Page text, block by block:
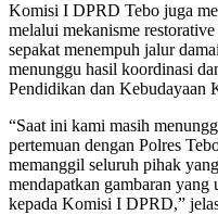
Komisi I DPRD Tebo juga
melalui mekanisme
sepakat menempuh jalur
menunggu hasil koordinasi
Pendidikan dan Kebudayaan
“Saat ini kami masih
pertemuan dengan Polres
memanggil seluruh pihak
mendapatkan gambaran
kepada Komisi I DPRD,”